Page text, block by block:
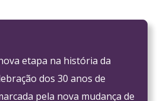
etapa na história da
dos 30 anos de
pela nova mudança de